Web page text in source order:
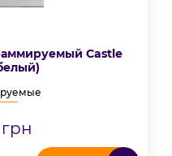
Castle
грн